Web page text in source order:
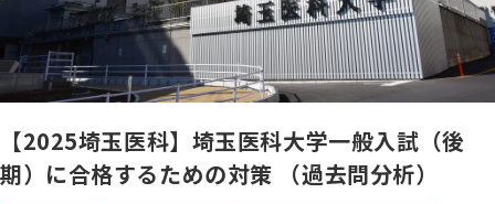
【2025埼玉医科】埼玉医科大学一般入試（後
期）に合格するための対策 （過去問分析）